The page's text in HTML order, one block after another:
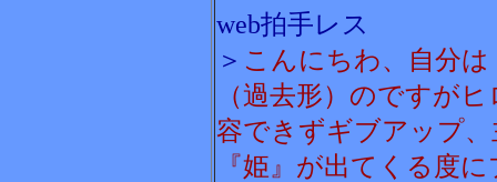
web拍手レス
＞ こんにちわ、自分
（過去形）のですが
容できずギブアップ
『姫』が出てくる度